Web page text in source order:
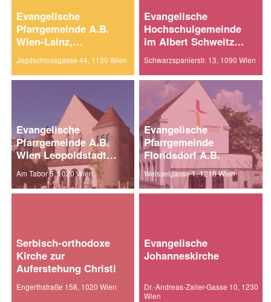
Evangelische
Pfarrgemeinde A.B.
Wien-Lainz,
Friedenskirche
Jagdschlossgasse 44, 1130 Wien
Evangelische
Hochschulgemeinde
im Albert Schweitzer
Haus
Schwarzspanierstr. 13, 1090 Wien
Evangelische
Pfarrgemeinde A.B.
Wien Leopoldstadt
und Brigittenau
Am Tabor 5, 1020 Wien
Evangelische
Pfarrgemeinde
Floridsdorf A.B.
Weisselgasse 1, 1210 Wien
Serbisch-orthodoxe
Kirche zur
Auferstehung Christi
Engerthstraße 158, 1020 Wien
Evangelische
Johanneskirche
Dr.-Andreas-Zailer-Gasse 10, 1230
Wien